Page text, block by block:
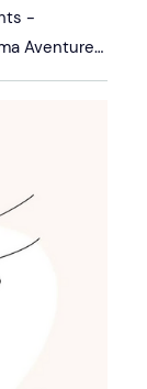
-
Aventure…